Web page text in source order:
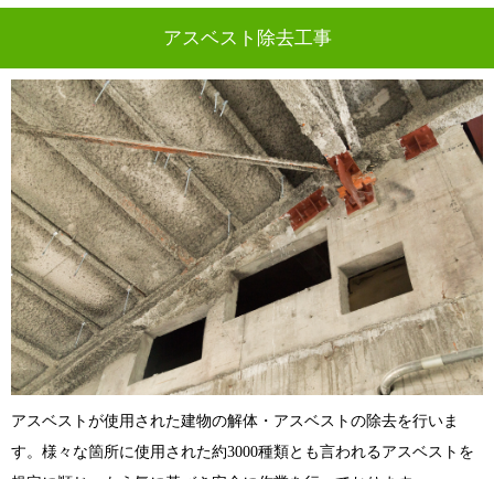
アスベスト除去工事
アスベストが使用された建物の解体・アスベストの除去を行いま
す。様々な箇所に使用された約3000種類とも言われるアスベストを